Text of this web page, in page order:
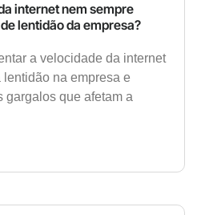
internet nem sempre
lentidão da empresa?
a velocidade da internet
na empresa e
gargalos que afetam a